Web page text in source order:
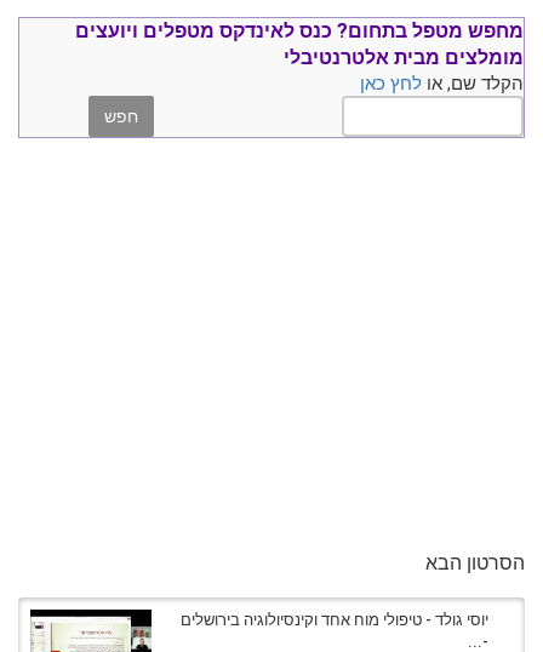
מחפש מטפל בתחום? כנס לאינדקס מטפלים ויועצים
מומלצים מבית אלטרנטיבלי
הקלד שם, או לחץ כאן
הסרטון הבא
יוסי גולד - טיפולי מוח אחד וקינסיולוגיה בירושלים
-...